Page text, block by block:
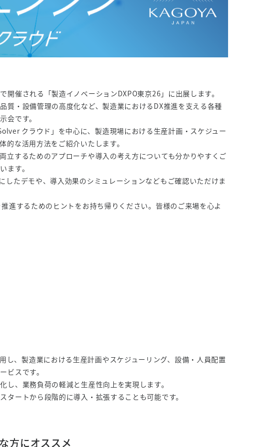
催される「製造イノベーションDXPO東京26」に出展します。
質・設備管理の高度化など、製造業におけるDX推進を支える各種
会です。
クラウド」を中心に、製造現場における生産計画・スケジュー
的な活用方法をご紹介いたします。
立するためのアプローチや導入の考え方についても分かりやすくご
ます。
したデモや、導入効果のシミュレーションなどもご確認いただけま
進するためのヒントをお持ち帰りください。皆様のご来場を心よ
、製造業における生産計画やスケジューリング、設備・人員配置
ビスです。
、業務負荷の軽減と生産性向上を実現します。
ートから段階的に導入・拡張することも可能です。
方にオススメ